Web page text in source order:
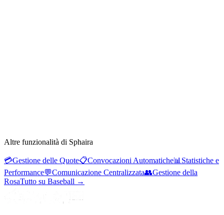
Altre funzionalità di Sphaira
💳Gestione delle Quote📋Convocazioni Automatiche📊 Statistiche e
Performance💬Comunicazione Centralizzata👥Gestione della
RosaTutto su Baseball →